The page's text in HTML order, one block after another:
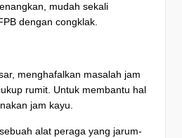
mudah sekali
dengan congklak.
menghafalkan masalah jam
rumit. Untuk membantu hal
jam kayu.
alat peraga yang jarum-